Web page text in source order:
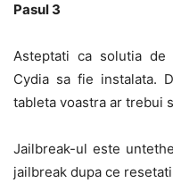
Pasul 3
Asteptati ca solutia de
Cydia sa fie instalata.
tableta voastra ar trebui
Jailbreak-ul este
jailbreak dupa ce